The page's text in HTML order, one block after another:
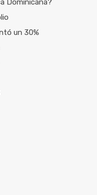
Dominicana?
un 30%